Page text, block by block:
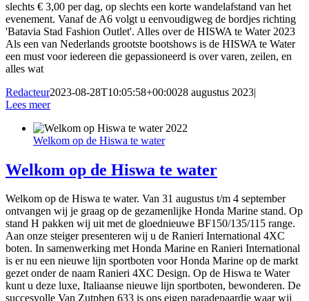
slechts € 3,00 per dag, op slechts een korte wandelafstand van het
evenement. Vanaf de A6 volgt u eenvoudigweg de bordjes richting
'Batavia Stad Fashion Outlet'. Alles over de HISWA te Water 2023
Als een van Nederlands grootste bootshows is de HISWA te Water
een must voor iedereen die gepassioneerd is over varen, zeilen, en
alles wat
Redacteur2023-08-28T10:05:58+00:0028 augustus 2023|
Lees meer
Welkom op de Hiswa te water
Welkom op de Hiswa te water
Welkom op de Hiswa te water. Van 31 augustus t/m 4 september
ontvangen wij je graag op de gezamenlijke Honda Marine stand. Op
stand H pakken wij uit met de gloednieuwe BF150/135/115 range.
Aan onze steiger presenteren wij u de Ranieri International 4XC
boten. In samenwerking met Honda Marine en Ranieri International
is er nu een nieuwe lijn sportboten voor Honda Marine op de markt
gezet onder de naam Ranieri 4XC Design. Op de Hiswa te Water
kunt u deze luxe, Italiaanse nieuwe lijn sportboten, bewonderen. De
succesvolle Van Zutphen 633 is ons eigen paradepaardje waar wij